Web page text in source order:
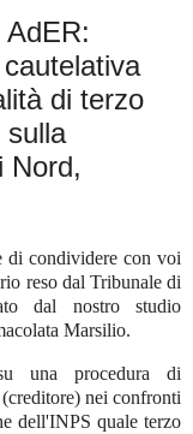
di terzo
sulla
Nord,
di condividere con voi
reso dal Tribunale di
dal nostro studio
Marsilio.
una procedura di
nei confronti
dell'INPS quale terzo